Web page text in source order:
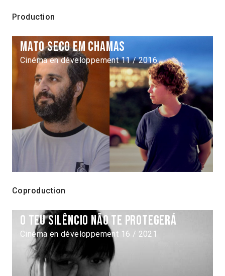
Production
Mato Seco em Chamas
Cinéma en développement 11 / 2016
Coproduction
O Teu Silêncio Não te Protegerá
Cinéma en développement 16 / 2021